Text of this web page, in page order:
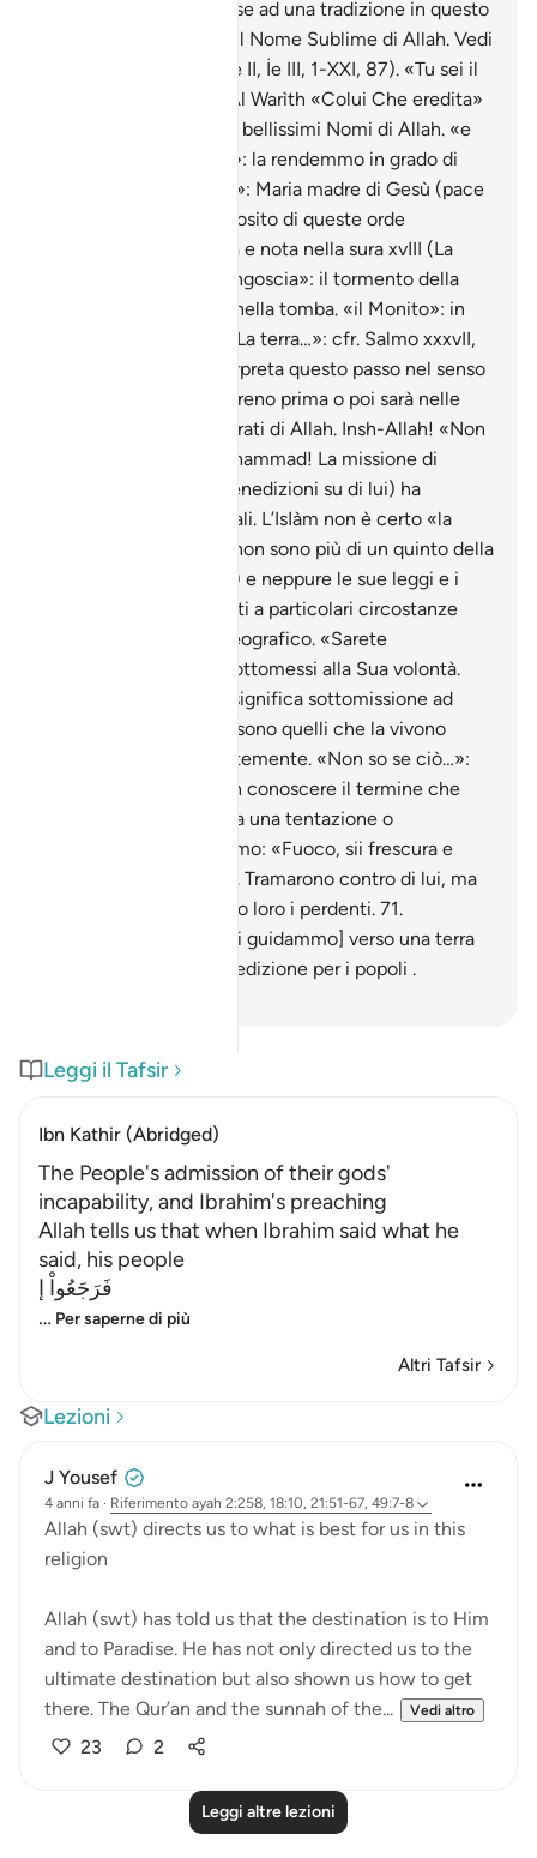
Leggi il Tafsir
Ibn Kathir (Abridged)
The People's admission of their gods'
incapability, and Ibrahim's preaching
Allah tells us that when Ibrahim said what he
said, his people
فَرَجَعُواْ إ
… Per saperne di più
Altri Tafsir
Lezioni
J Yousef
4 anni fa · Riferimento ayah 2:258, 18:10, 21:51-67, 49:7-8
Allah (swt) directs us to what is best for us in this
religion
Allah (swt) has told us that the destination is to Him
and to Paradise. He has not only directed us to the
ultimate destination but also shown us how to get
there. The Qur’an and the sunnah of the...
Vedi altro
23 2
Leggi altre lezioni
il ricordo di Allah. In base ad una tradizione in questo
versetto si troverebbe il Nome Sublime di Allah. Vedi
Appendice (vedi anche II, İe III, 1-XXI, 87). «Tu sei il
migliore degli eredi»: Al Warìth «Colui Che eredita»
è uno dei novantanove bellissimi Nomi di Allah. «e
sanammo la sua sposa»: la rendemmo in grado di
procreare. «colei che…»: Maria madre di Gesù (pace
su di entrambi). A proposito di queste orde
apocalittiche vedi nota e nota nella sura xvIII (La
Caverna). «la grande angoscia»: il tormento della
morte: l’interrogatorio nella tomba. «il Monito»: in
questo caso la Toràh. «La terra…»: cfr. Salmo xxxvII,
L’esegesi islamica interpreta questo passo nel senso
che anche il potere terreno prima o poi sarà nelle
mani dei credenti timorati di Allah. Insh-Allah! «Non
ti mandammo…» o Muhammad! La missione di
Muhammad (pace e benedizioni su di lui) ha
caratteristiche universali. L’IsIàm non è certo «la
religione degli arabi» (non sono più di un quinto della
totalità dei musulmani) e neppure le sue leggi e i
suoi precetti sono legati a particolari circostanze
storiche o ambiente geografico. «Sarete
musulmani?»: sarete sottomessi alla Sua volontà.
Ricordiamo che IsIàm significa sottomissione ad
Allah e i «musulmani» sono quelli che la vivono
pienamente e coscientemente. «Non so se ciò…»:
non so se il fatto di non conoscere il termine che
Allah vi ha concesso sia una tentazione o
Dicemmo: «Fuoco, sii frescura e
. Tramarono contro di lui, ma
facemmo sì che fossero loro i perdenti. 71.
Salvammo lui e Lot e [li guidammo] verso una terra
che colmammo di benedizione per i popoli .